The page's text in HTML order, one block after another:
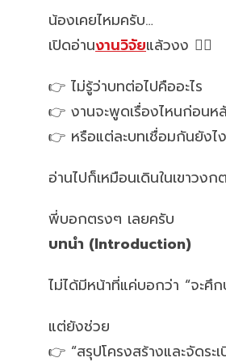
น้องเคยไหมครับ…
เปิดอ่านงานวิจัยแล้วงง 😵‍💫
👉 ไม่รู้ว่าบทต่อไปคืออะไร
👉 งานจะพูดเรื่องไหนก่อนห
👉 หรือแต่ละบทเชื่อมกันยังไง
อ่านไปก็เหมือนเดินในเขาวงก
พี่บอกตรงๆ เลยครับ
บทนำ (Introduction)
ไม่ได้มีหน้าที่แค่บอกว่า “จะศึก
แต่ยังช่วย
👉 “สรุปโครงสร้างและจัดร